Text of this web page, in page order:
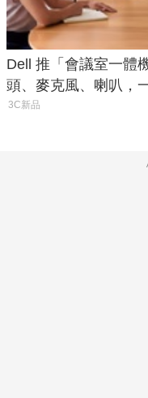
Dell 推「會議室一體
頭、麥克風、喇叭，
3C新品